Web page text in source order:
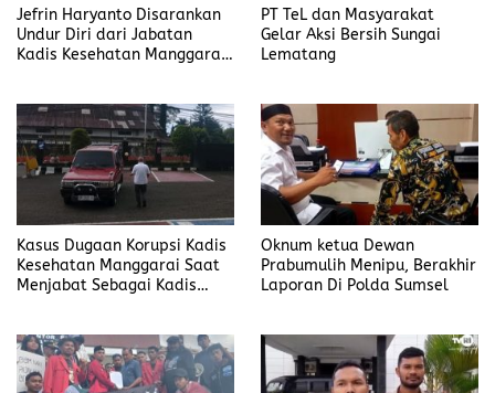
Jefrin Haryanto Disarankan
Undur Diri dari Jabatan
Kadis Kesehatan Manggarai,
PT TeL dan Masyarakat
Gelar Aksi Bersih Sungai
Lematang
Kasus Dugaan Korupsi Kadis
Kesehatan Manggarai Saat
Menjabat Sebagai Kadis
Oknum ketua Dewan
Prabumulih Menipu, Berakhir
Laporan Di Polda Sumsel